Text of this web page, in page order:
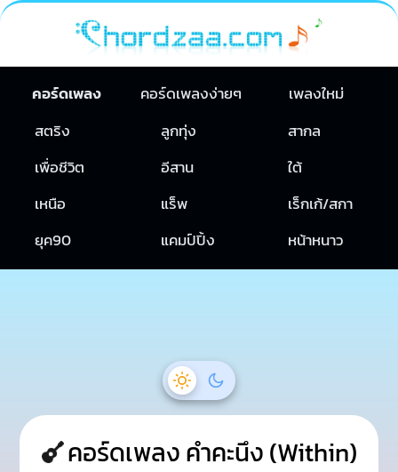
คอร์ดเพลง คอร์ดเพลงง่ายๆ
เพลงใหม่
สตริง
ลูกทุ่ง
สากล
เพื่อชีวิต
อีสาน
ใต้
เหนือ
แร็พ
เร็กเก้/สกา
ยุค90
แคมป์ปิ้ง หน้าหนาว
คอร์ดเพลง คำคะนึง (Within)